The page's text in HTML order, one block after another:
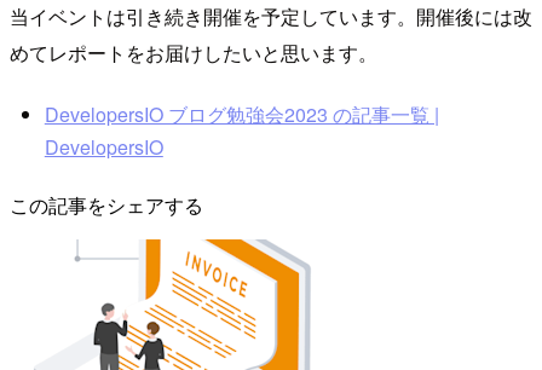
当イベントは引き続き開催を予定しています。開催後には改
めてレポートをお届けしたいと思います。
DevelopersIO ブログ勉強会2023 の記事一覧 |
DevelopersIO
この記事をシェアする